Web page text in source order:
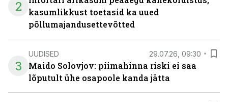
2
kasumlikkust toetasid ka uued
põllumajandusettevõtted
3
UUDISED 29.07.26, 09:30
Maido Solovjov: piimahinna riski ei saa
lõputult ühe osapoole kanda jätta